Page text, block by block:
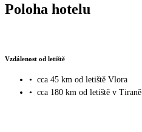
Poloha hotelu
Vzdálenost od letiště
• cca 45 km od letiště Vlora
• cca 180 km od letiště v Tiraně